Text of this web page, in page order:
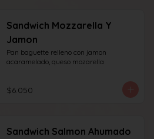
Sandwich Mozzarella Y
Jamon
Pan baguette relleno con jamon
acaramelado, queso mozarella
$6.050
Sandwich Salmon Ahumado